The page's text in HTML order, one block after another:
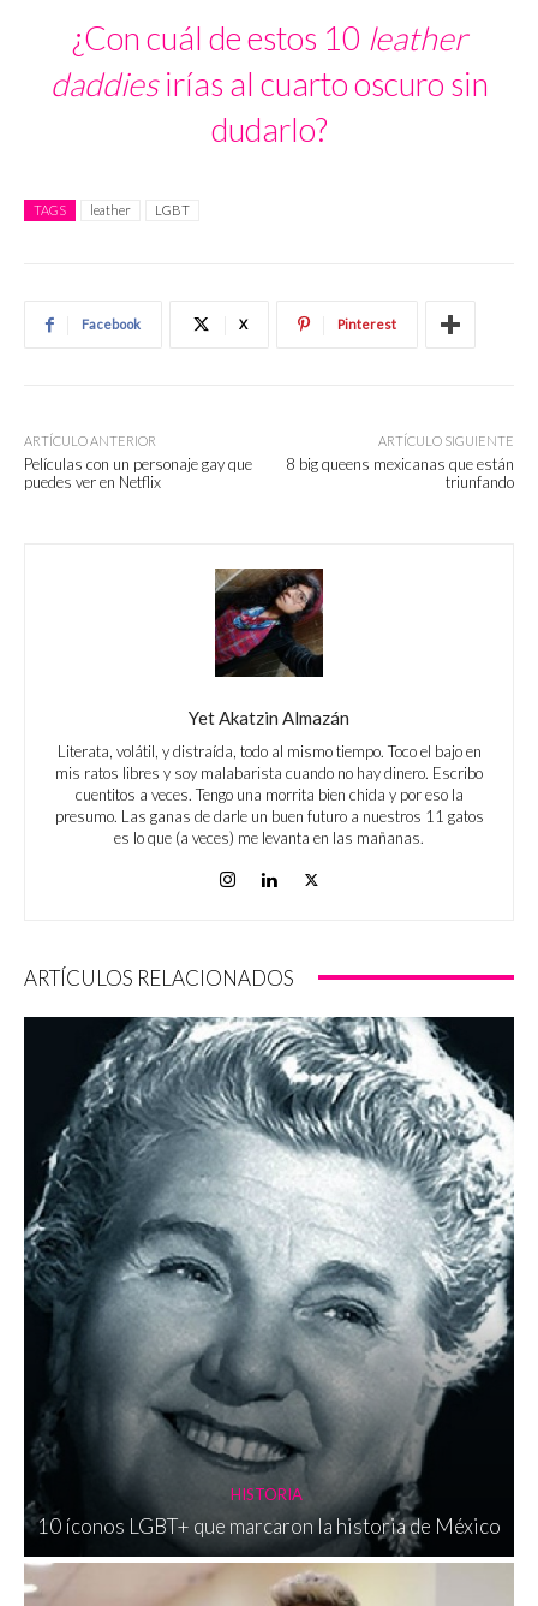
¿Con cuál de estos 10 leather
daddiesirías al cuarto oscuro sin
dudarlo?
TAGS leather LGBT
Facebook X Pinterest
ARTÍCULO ANTERIOR
Películas con un personaje gay que
puedes ver en Netflix
ARTÍCULO SIGUIENTE
8 big queens mexicanas que están
triunfando
Yet Akatzin Almazán
Literata, volátil, y distraída, todo al mismo tiempo. Toco el bajo en
mis ratos libres y soy malabarista cuando no hay dinero. Escribo
cuentitos a veces. Tengo una morrita bien chida y por eso la
presumo. Las ganas de darle un buen futuro a nuestros 11 gatos
es lo que (a veces) me levanta en las mañanas.
ARTÍCULOS RELACIONADOS
HISTORIA
10 íconos LGBT+ que marcaron la historia de México